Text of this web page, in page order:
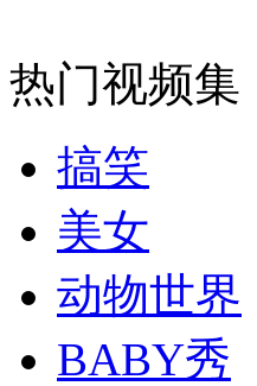
安徽一实载49人客车翻车
热门视频集
搞笑
美女
动物世界
BABY秀